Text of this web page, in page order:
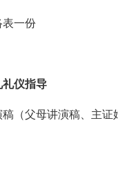
一份
仪指导
父母讲演稿、主证